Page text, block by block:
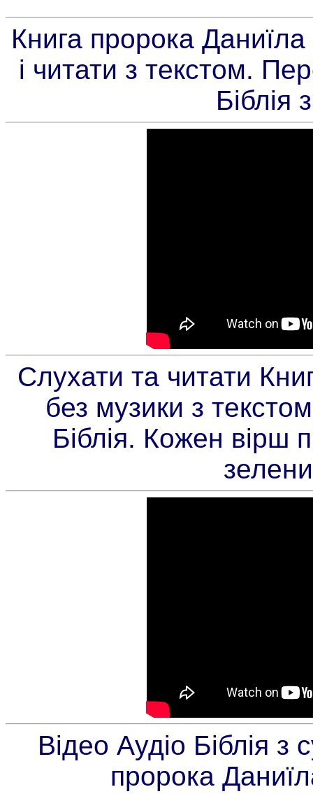
Книга пророка
і читати з текстом.
Біблія
Слухати та читати
без музики з
Біблія. Кожен вірш
Відео Аудіо Біблія
пророка